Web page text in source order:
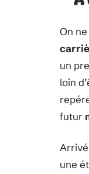
On
un
loin
futur
une